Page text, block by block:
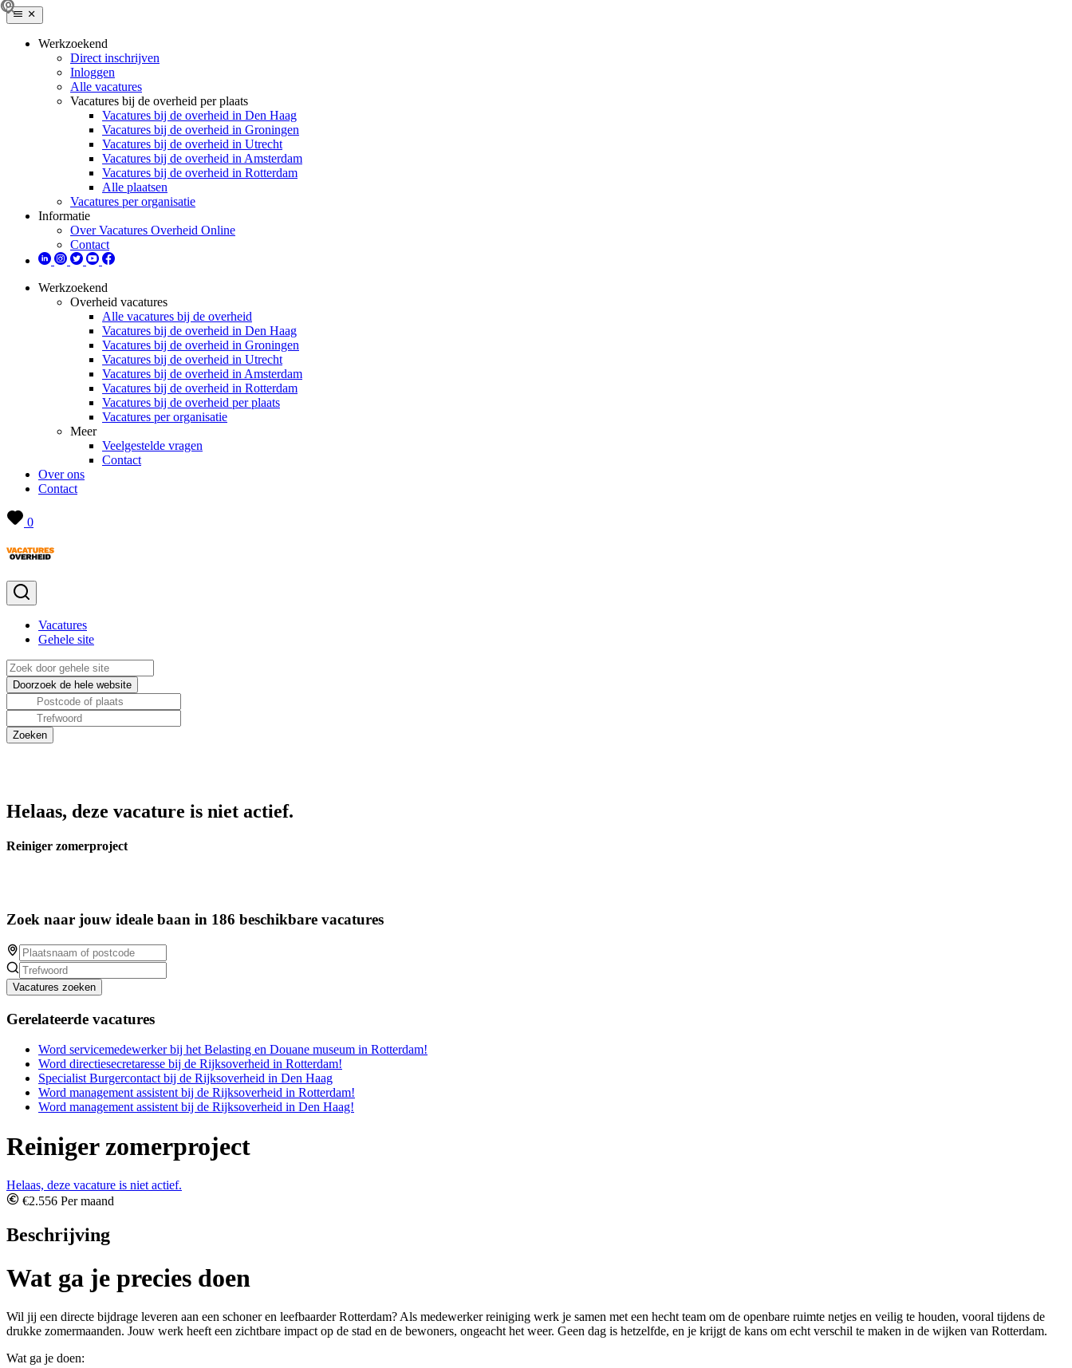
Werkzoekend
Direct inschrijven
Inloggen
Alle vacatures
Vacatures bij de overheid per plaats
Vacatures bij de overheid in Den Haag
Vacatures bij de overheid in Groningen
Vacatures bij de overheid in Utrecht
Vacatures bij de overheid in Amsterdam
Vacatures bij de overheid in Rotterdam
Alle plaatsen
Vacatures per organisatie
Informatie
Over Vacatures Overheid Online
Contact
Werkzoekend
Overheid vacatures
Alle vacatures bij de overheid
Vacatures bij de overheid in Den Haag
Vacatures bij de overheid in Groningen
Vacatures bij de overheid in Utrecht
Vacatures bij de overheid in Amsterdam
Vacatures bij de overheid in Rotterdam
Vacatures bij de overheid per plaats
Vacatures per organisatie
Meer
Veelgestelde vragen
Contact
Over ons
Contact
0
Vacatures
Gehele site
Helaas, deze vacature is niet actief.
Reiniger zomerproject
Zoek naar jouw ideale baan in 186 beschikbare vacatures
Vacatures zoeken
Gerelateerde vacatures
Word servicemedewerker bij het Belasting en Douane museum in Rotterdam!
Word directiesecretaresse bij de Rijksoverheid in Rotterdam!
Specialist Burgercontact bij de Rijksoverheid in Den Haag
Word management assistent bij de Rijksoverheid in Rotterdam!
Word management assistent bij de Rijksoverheid in Den Haag!
Reiniger zomerproject
Helaas, deze vacature is niet actief.
€2.556 Per maand
Beschrijving
Wat ga je precies doen
Wil jij een directe bijdrage leveren aan een schoner en leefbaarder Rotterdam? Als medewerker reiniging werk je samen met een hecht team om de openbare ruimte netjes en veilig te houden, vooral tijdens de
drukke zomermaanden. Jouw werk heeft een zichtbare impact op de stad en de bewoners, ongeacht het weer. Geen dag is hetzelfde, en je krijgt de kans om echt verschil te maken in de wijken van Rotterdam.
Wat ga je doen: